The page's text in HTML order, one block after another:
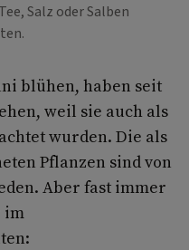
Salz oder Salben
blühen, haben seit
weil sie auch als
wurden. Die als
Pflanzen sind von
Aber fast immer
im